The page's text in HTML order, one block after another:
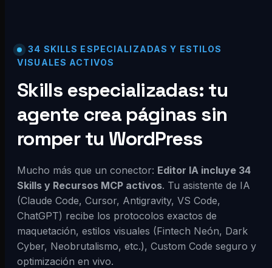
34 SKILLS ESPECIALIZADAS Y ESTILOS
VISUALES ACTIVOS
Skills especializadas: tu
agente crea páginas sin
romper tu WordPress
Mucho más que un conector: Editor IA incluye 34
Skills y Recursos MCP activos. Tu asistente de IA
(Claude Code, Cursor, Antigravity, VS Code,
ChatGPT) recibe los protocolos exactos de
maquetación, estilos visuales (Fintech Neón, Dark
Cyber, Neobrutalismo, etc.), Custom Code seguro y
optimización en vivo.